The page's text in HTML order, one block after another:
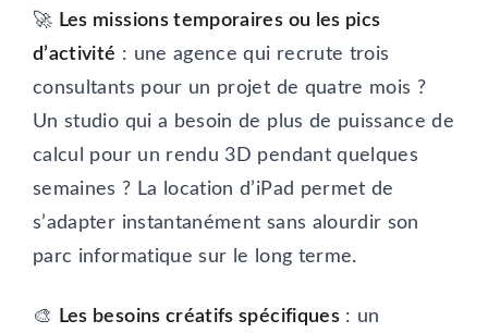
🚀 Les missions temporaires ou les pics
d’activité : une agence qui recrute trois
consultants pour un projet de quatre mois ?
Un studio qui a besoin de plus de puissance de
calcul pour un rendu 3D pendant quelques
semaines ? La location d’iPad permet de
s’adapter instantanément sans alourdir son
parc informatique sur le long terme.
🎨 Les besoins créatifs spécifiques: un